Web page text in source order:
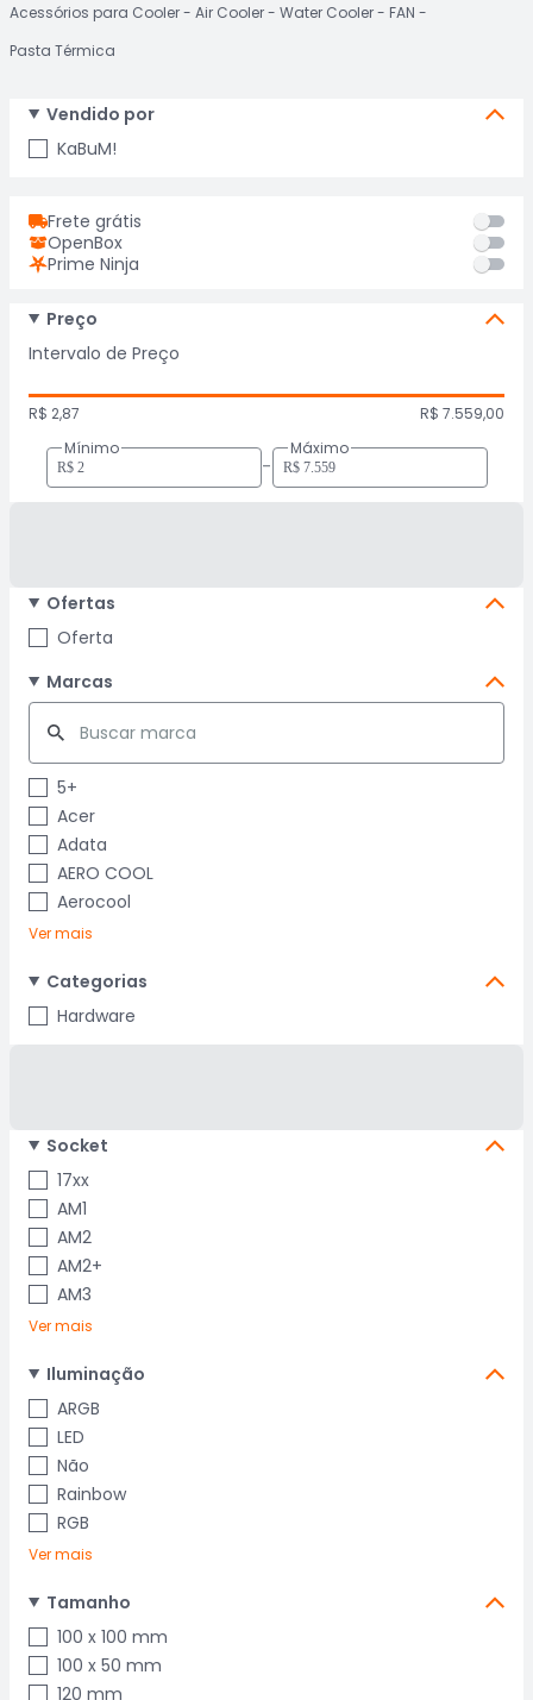
Acessórios para Cooler Air Cooler Water Cooler
FAN
Pasta Térmica
Vendido por
KaBuM!
Frete grátis
OpenBox
Prime Ninja
Preço
Intervalo de Preço
R$ 2,87
R$ 7.559,00
Mínimo
-
Máximo
Ofertas
Oferta
Marcas
5+
Acer
Adata
AERO COOL
Aerocool
Ver mais
Categorias
Hardware
Socket
17xx
AM1
AM2
AM2+
AM3
Ver mais
Iluminação
ARGB
LED
Não
Rainbow
RGB
Ver mais
Tamanho
100 x 100 mm
100 x 50 mm
120 mm